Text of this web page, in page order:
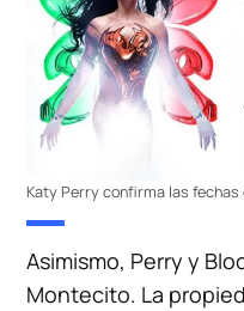
Katy Perry confirma las
Asimismo, Perry y
Montecito. La